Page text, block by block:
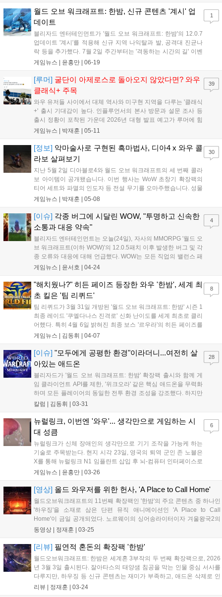
는 르세라핌은 이번 공연을 통해 다시 한번 블리자드 커뮤니티와
특별한 접점을 만들게 되었습니다. 자세한 정보는 블리자드 공식
블로그에서 확인 가능합니다....
월드 오브 워크래프트: 한밤, 신규 콘텐츠 '계시' 업
데이트
블리자드 엔터테인먼트가 '월드 오브 워크래프트: 한밤'의 12.0.7
업데이트 '계시'를 적용해 신규 지역 나익탈과 발, 공격대 진균나
락 등을 추가했다. 7월 2일 주간부터는 '격동하는 시간의 길' 이벤
트가 열리며, 12.1 패치 '울라텍의 저주'를 통해 똬리의 섬과 신규
인 가능하며, 하우징 시스템 개선과 다양한 시즌 한정 콘텐츠로
게임의 재미를 한층 더 높일 계획이다....
게임뉴스 | 윤홍만 06-19
1
[루머] 굴단이 아제로스로 돌아오지 않았다면? 와우
클래식+ 주목
와우 유저들 사이에서 대체 역사와 미구현 지역을 다루는 '클래식
+' 출시 기대감이 높다. 인플루언서의 본사 방문과 설문 조사 등
출시 정황이 포착된 가운데 2026년 대형 발표 예고가 루머에 힘
을 싣고 있다. 공식 발표는 9월 12일부터 미국 애너하임에서 열리
전개가 펼쳐질지 귀추가 주목된다....
게임뉴스 | 박재훈 05-11
39
[정보] 악마술사로 구현된 흑마법사, 디아4 x 와우 콜
라보 살펴보기
지난 5월 2일 디아블로4와 월드 오브 워크래프트의 세 번째 콜라
보 아이템이 공개됐습니다. 이번 행사는 WoW 초창기 확장팩의
티어 세트와 파멸의 인도자 등 전설 무기를 오마주했습니다. 성물
함을 통해 인게임 재화나 유료 결제로 아이템을 획득할 수 있으
무기들을 게임에서 직접 확인해 보세요....
게임뉴스 | 박재훈 05-08
30
[이슈] 각종 버그에 시달린 WOW, "투명하고 신속한
소통과 대응 약속"
블리자드 엔터테인먼트는 오늘(24일), 자사의 MMORPG '월드 오
브 워크래프트(이하 WOW)'의 12.0.5패치 이후 발생한 버그 및 각
종 오류와 대응에 대해 언급했다. WOW는 모든 직업의 밸런스 패
치 및 신규 탈것과 모델링 개선, 전리품 추가 주사위까지 폭넓게
다. 그러나 업데이트...
게임뉴스 | 윤서호 04-24
4
"해치웠나?" 히든 페이즈 등장한 와우 '한밤', 세계 최
초 킬은 '팀 리퀴드'
팀 리퀴드가 3월 31일 개방된 '월드 오브 워크래프트: 한밤' 시즌 1
최종 레이드 '쿠엘다나스 진격로' 신화 난이도를 세계 최초로 클리
어했다. 특히 4월 6일 밝혀진 최종 보스 '르우라'의 히든 페이즈를
뚫고 474회 시도 끝에 승리하며 RWF 1위를 차지했다....
게임뉴스 | 김동휘 04-07
8
[이슈] "모두에게 공평한 환경"이라더니...여전히 살
아있는 애드온
블리자드가 '월드 오브 워크래프트: 한밤' 확장팩 출시와 함께 게
임 클라이언트 API를 제한, '위크오라' 같은 핵심 애드온을 무력화
하며 모든 플레이어의 동일한 전투 환경 조성을 강조했다. 하지만
세계 최초 공략 경쟁(RWF)에 나선 최상위 공격대들은 자체 개발
했고, 블리자드는 이를 제재하지 않았다. 이로 인해 최상위 유저
와 일반 유저 간 애드온 유무에 따른 전투 경험 격차가 발생, 블리
자드가 내세웠던 "동일한 도구" 및 "진입장벽 해소"라는 정책 취지
가 무색해졌다....
칼럼 | 김동휘 03-31
28
뉴럴링크, 이번엔 '와우'... 생각만으로 게임하는 시
대 성큼
뉴럴링크가 신체 장애인의 생각만으로 기기 조작을 가능케 하는
기술로 주목받는다. 현지 시각 23일, 영국의 퇴역 군인 존 노블은
X를 통해 뉴럴링크 N1 임플란트 삽입 후 뇌-컴퓨터 인터페이스로
MMORPG '월드 오브 워크래프트'를 자유롭게 즐기는 경험을 공
며 기술의 가능성을 입증했다....
게임뉴스 | 윤홍만 03-26
6
[영상] 올드 와우저를 위한 헌사, 'A Place to Call Home'
월드오브워크래프트의 11번째 확장팩인 '한밤'의 주요 콘텐츠 중 하나인
'하우징'을 소재로 삼은 단편 뮤직 애니메이션인 'A Place to Call
Home'이 금일 공개되었다. 노르웨이의 싱어송라이터이자 겨울왕국2의
OST인 'In to the Unknown'에 참여했던 가수 '오로라'가 참여한 이번 영
동영상 | 정재훈 03-25
[리뷰] 필연적 혼돈의 확장팩 '한밤'
월드오브워크래프트: 한밤은 세계혼 3부작의 두 번째 확장팩으로, 2026
년 3월 3일 출시된다. 잘아타스의 태양샘 침공을 막는 인물 중심 서사를
다루지만, 하우징 등 신규 콘텐츠는 재미가 부족하고, 애드온 삭제로 인
한 밸런싱 혼란 등 과도기적 문제를 겪고 있다. 하지만 흥미로운 서사와
리뷰 | 정재훈 03-24